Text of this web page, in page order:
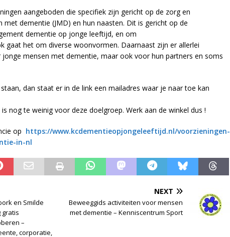
aangeboden die specifiek zijn gericht op de zorg en
dementie (JMD) en hun naasten. Dit is gericht op de
dementie op jonge leeftijd, en om
gaat het om diverse woonvormen. Daarnaast zijn er allerlei
mensen met dementie, maar ook voor hun partners en soms
dan staat er in de link een mailadres waar je naar toe kan
nog te weinig voor deze doelgroep. Werk aan de winkel dus !
op https://www.kcdementieopjongeleeftijd.nl/voorzieningen-
in-nl
en Smilde
gratis
–
corporatie,
NEXT
Beweeggids activiteiten voor mensen
met dementie – Kenniscentrum Sport